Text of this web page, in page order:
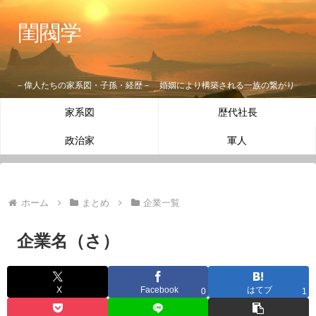
閨閥学
－偉人たちの家系図・子孫・経歴－ 婚姻により構築される一族の繋がり
家系図 歴代社長
政治家 軍人
ホーム まとめ 企業一覧
企業名（さ）
X Facebook 0 はてブ 1